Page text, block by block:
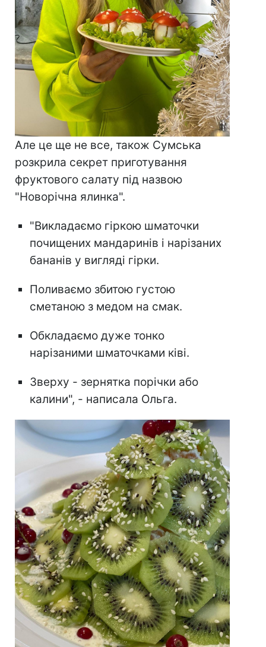
Але це ще не все, також Сумська
розкрила секрет приготування
фруктового салату під назвою
"Новорічна ялинка".
"Викладаємо гіркою шматочки
почищених мандаринів і нарізаних
бананів у вигляді гірки.
Поливаємо збитою густою
сметаною з медом на смак.
Обкладаємо дуже тонко
нарізаними шматочками ківі.
Зверху - зернятка порічки або
калини", - написала Ольга.